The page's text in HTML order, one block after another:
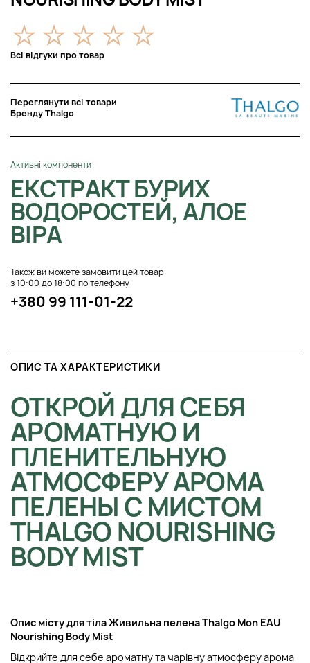
Всі відгуки про товар
Переглянути всі товари
Бренду Thalgo
Активні компоненти
ЕКСТРАКТ БУРИХ
ВОДОРОСТЕЙ, АЛОЕ
ВІРА
Також ви можете замовити цей товар
з 10:00 до 18:00 по телефону
+380 99 111-01-22
ОПИС ТА ХАРАКТЕРИСТИКИ
ОТКРОЙ ДЛЯ СЕБЯ
АРОМАТНУЮ И
ПЛЕНИТЕЛЬНУЮ
АТМОСФЕРУ АРОМА
ПЕЛЕНЫ С МИСТОМ
THALGO NOURISHING
BODY MIST
Опис місту для тіла Живильна пелена Thalgo Mon EAU
Nourishing Body Mist
Відкрийте для себе ароматну та чарівну атмосферу арома